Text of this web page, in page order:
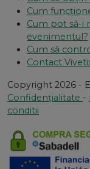
Cum
Cum pot să-i
evenimentul?
Cum să
Contact
Copyright 2026 -
Confidențialitate -
conditii